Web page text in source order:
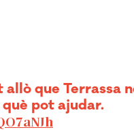
que Terrassa
pot ajudar.